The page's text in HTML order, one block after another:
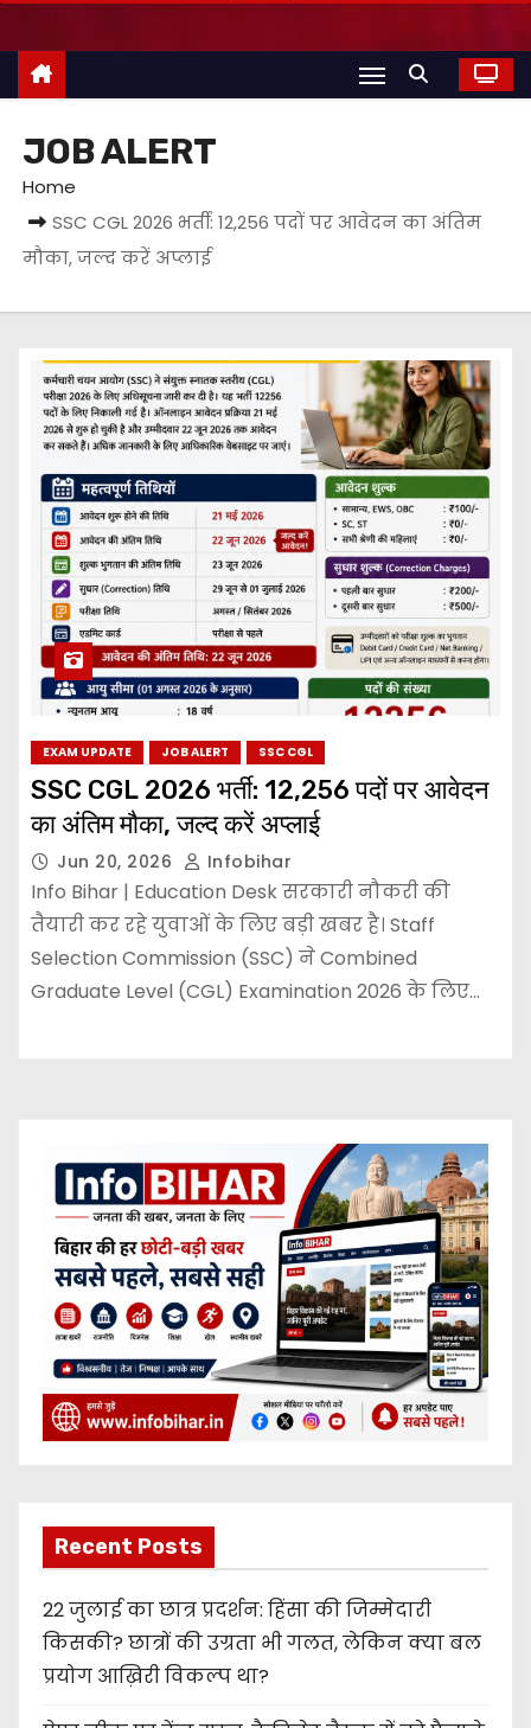
JOB ALERT
Home
SSC CGL 2026 भर्ती: 12,256 पदों पर आवेदन का अंतिम
मौका, जल्द करें अप्लाई
EXAM UPDATE JOB ALERT SSC CGL
SSC CGL 2026 भर्ती: 12,256 पदों पर आवेदन
का अंतिम मौका, जल्द करें अप्लाई
Jun 20, 2026 Infobihar
Info Bihar | Education Desk सरकारी नौकरी की
तैयारी कर रहे युवाओं के लिए बड़ी खबर है। Staff
Selection Commission (SSC) ने Combined
Graduate Level (CGL) Examination 2026 के लिए…
Recent Posts
22 जुलाई का छात्र प्रदर्शन: हिंसा की जिम्मेदारी
किसकी? छात्रों की उग्रता भी गलत, लेकिन क्या बल
प्रयोग आख़िरी विकल्प था?